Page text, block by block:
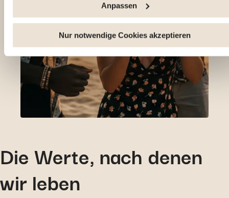
erforderlich. Bitte beachten Sie, dass bei der Deaktivierung
hier verwendeten Cookies einige Funktionen oder Teile
Website möglicherweise nicht mehr normal zugänglich sind.
Andere werden verwendet, um : Ihre Nutzererfahrung zu
verbessern, indem Sie Ihre Funktionen anpassen und sich
Ihre Entscheidungen erinnern. Das Publikum zu messen,
indem wir die Anzahl der Besucher verfolgen und verstehen,
wie Sie auf unsere Website gelangen. Personalisierte
und Dienstleistungen bereitstellen und deren Leistung
werden.
Anpassen
Nur notwendige Cookies akzeptieren
Die Werte, nach denen
wir leben